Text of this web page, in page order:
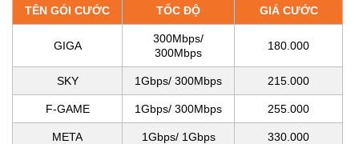
TÊN GÓI CƯỚC TỐC ĐỘ GIÁ CƯỚC
GIGA
300Mbps/
300Mbps
180.000
SKY 1Gbps/ 300Mbps 215.000
F-GAME 1Gbps/ 300Mbps 255.000
META 1Gbps/ 1Gbps 330.000